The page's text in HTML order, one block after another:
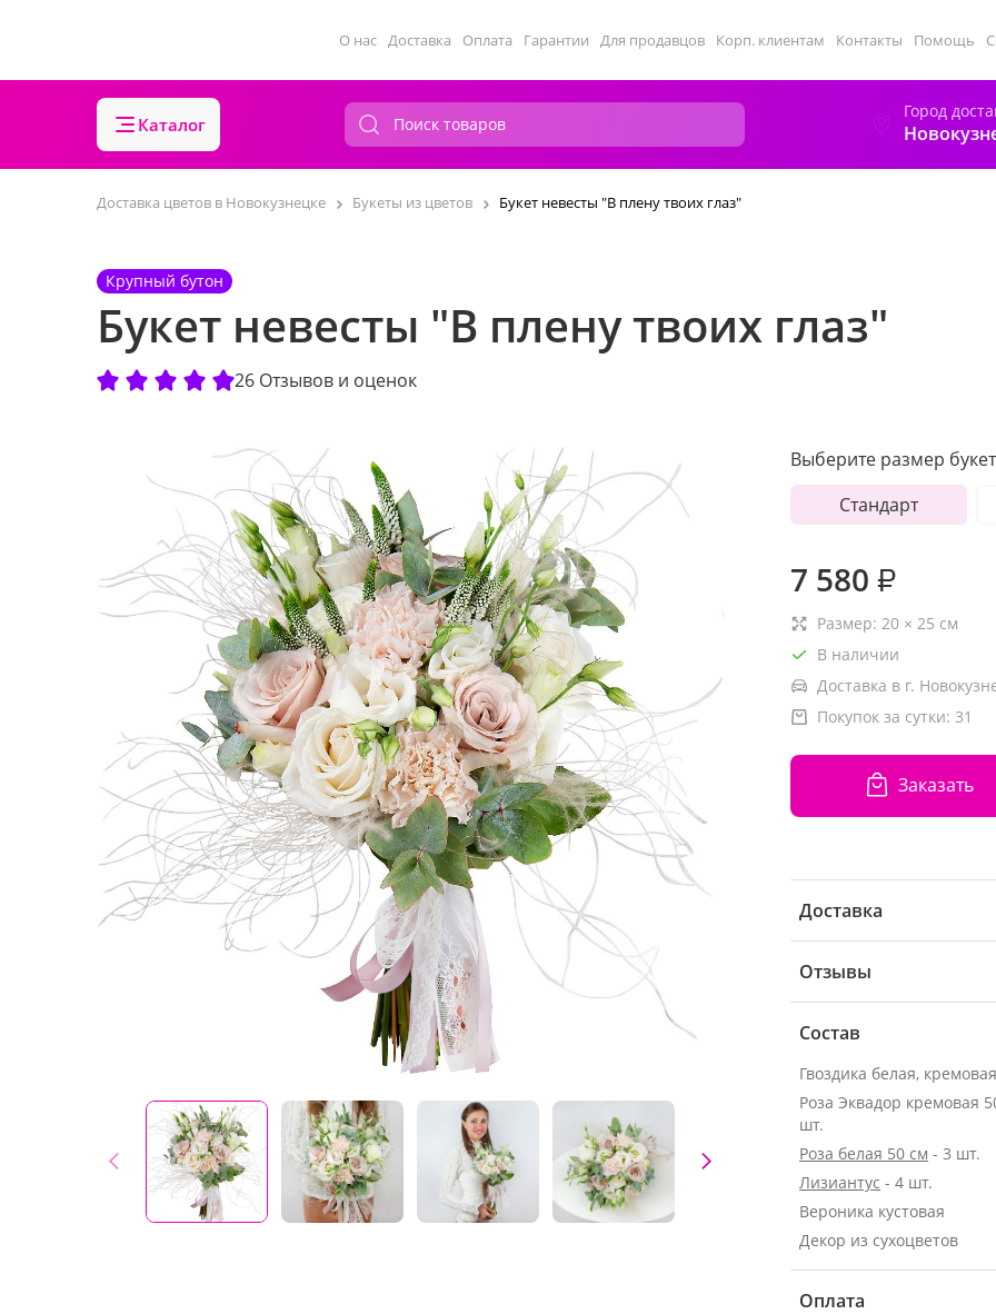
О нас Доставка Оплата Гарантии Для продавцов Корп. клиентам Контакты Помощь
Каталог
Город
Доставка цветов в Новокузнецке Букеты из цветов Букет невесты "В плену твоих глаз"
Крупный бутон
Букет невесты "В плену твоих глаз"
26 Отзывов и оценок
Выберите размер
Стандарт
7 580 ₽
Размер: 20 × 25 см
В наличии
Доставка в г.
Покупок за сутки: 31
Заказать
Доставка
Отзывы
Состав
Гвоздика белая,
Роза Эквадор кремовая 50
шт.
Роза белая 50 см - 3 шт.
Лизиантус - 4 шт.
Вероника кустовая
Декор из сухоцветов
Оплата